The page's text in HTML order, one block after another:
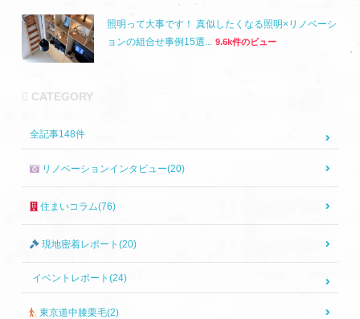
照明って大事です！ 真似したくなる照明×リノベーシ
ョンの組合せ事例15選... 9.6k件のビュー
CATEGORY
全記事148件
リノベーションインタビュー(20)
住まいコラム(76)
現地密着レポート(20)
イベントレポート(24)
東京道中膝栗毛(2)